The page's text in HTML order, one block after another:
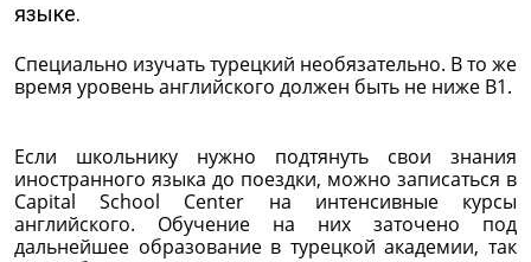
языке.
Специально изучать турецкий необязательно. В то же
время уровень английского должен быть не ниже В1.
Если школьнику нужно подтянуть свои знания
иностранного языка до поездки, можно записаться в
Capital School Center на интенсивные курсы
английского. Обучение на них заточено под
дальнейшее образование в турецкой академии, так